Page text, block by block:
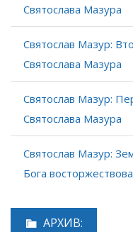
Святослава Мазура
Святослав Мазур:
Святослава Мазура
Святослав Мазур:
Святослава Мазура
Святослав Мазур:
Бога
АРХИВ: